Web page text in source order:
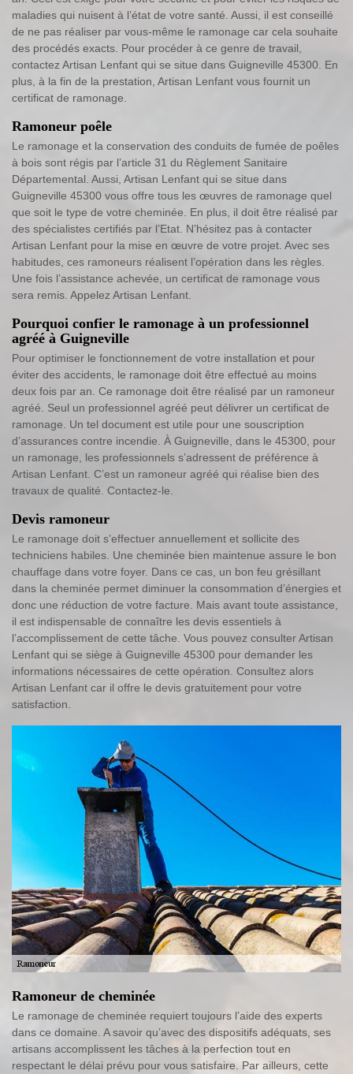
maladies qui nuisent à l’état de votre santé. Aussi, il est conseillé
de ne pas réaliser par vous-même le ramonage car cela souhaite
des procédés exacts. Pour procéder à ce genre de travail,
contactez Artisan Lenfant qui se situe dans Guigneville 45300. En
plus, à la fin de la prestation, Artisan Lenfant vous fournit un
certificat de ramonage.
Ramoneur poêle
Le ramonage et la conservation des conduits de fumée de poêles
à bois sont régis par l’article 31 du Règlement Sanitaire
Départemental. Aussi, Artisan Lenfant qui se situe dans
Guigneville 45300 vous offre tous les œuvres de ramonage quel
que soit le type de votre cheminée. En plus, il doit être réalisé par
des spécialistes certifiés par l’Etat. N’hésitez pas à contacter
Artisan Lenfant pour la mise en œuvre de votre projet. Avec ses
habitudes, ces ramoneurs réalisent l’opération dans les règles.
Une fois l’assistance achevée, un certificat de ramonage vous
sera remis. Appelez Artisan Lenfant.
Pourquoi confier le ramonage à un professionnel
agréé à Guigneville
Pour optimiser le fonctionnement de votre installation et pour
éviter des accidents, le ramonage doit être effectué au moins
deux fois par an. Ce ramonage doit être réalisé par un ramoneur
agréé. Seul un professionnel agréé peut délivrer un certificat de
ramonage. Un tel document est utile pour une souscription
d’assurances contre incendie. À Guigneville, dans le 45300, pour
un ramonage, les professionnels s’adressent de préférence à
Artisan Lenfant. C’est un ramoneur agréé qui réalise bien des
travaux de qualité. Contactez-le.
Devis ramoneur
Le ramonage doit s’effectuer annuellement et sollicite des
techniciens habiles. Une cheminée bien maintenue assure le bon
chauffage dans votre foyer. Dans ce cas, un bon feu grésillant
dans la cheminée permet diminuer la consommation d’énergies et
donc une réduction de votre facture. Mais avant toute assistance,
il est indispensable de connaître les devis essentiels à
l’accomplissement de cette tâche. Vous pouvez consulter Artisan
Lenfant qui se siège à Guigneville 45300 pour demander les
informations nécessaires de cette opération. Consultez alors
Artisan Lenfant car il offre le devis gratuitement pour votre
satisfaction.
Ramoneur de cheminée
Le ramonage de cheminée requiert toujours l’aide des experts
dans ce domaine. A savoir qu’avec des dispositifs adéquats, ses
artisans accomplissent les tâches à la perfection tout en
respectant le délai prévu pour vous satisfaire. Par ailleurs, cette